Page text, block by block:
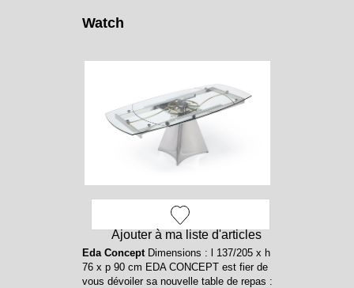
Ajouter à ma liste d'articles
Watch
Eda ConceptDimensions : l 137/205 x h
76 x p 90 cm EDA CONCEPT est fier de
vous dévoiler sa nouvelle table de repas :